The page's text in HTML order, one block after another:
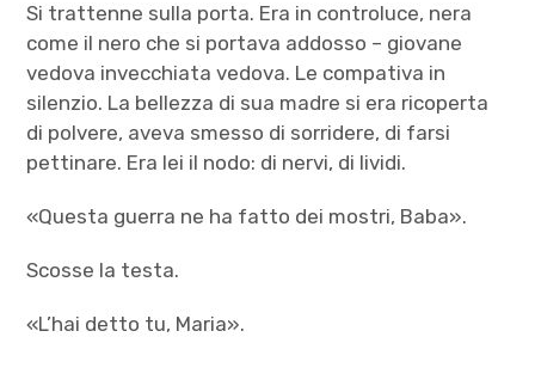
Si trattenne sulla porta. Era in controluce, nera
come il nero che si portava addosso – giovane
vedova invecchiata vedova. Le compativa in
silenzio. La bellezza di sua madre si era ricoperta
di polvere, aveva smesso di sorridere, di farsi
pettinare. Era lei il nodo: di nervi, di lividi.
«Questa guerra ne ha fatto dei mostri, Baba».
Scosse la testa.
«L’hai detto tu, Maria».